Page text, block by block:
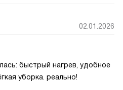
02.01.2026
быстрый нагрев, удобное
уборка. реально!